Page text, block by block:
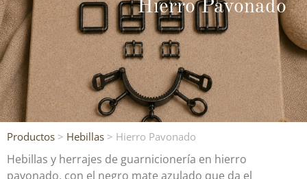
Hierro Pavonado
Productos > Hebillas > Hierro Pavonado
Hebillas y herrajes de guarnicionería en hierro
pavonado, con el negro mate azulado que da el